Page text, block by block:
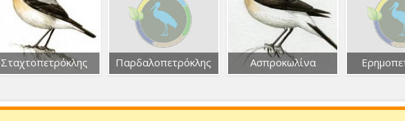
Σταχτοπετρόκλης Παρδαλοπετρόκλης Ασπροκωλίνα